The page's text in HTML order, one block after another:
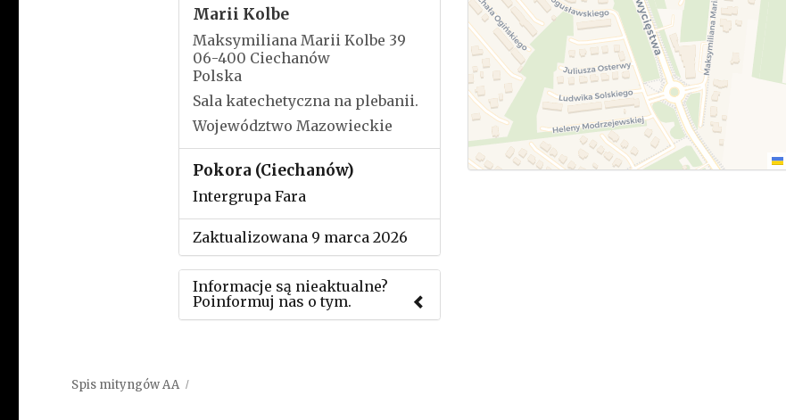
Marii Kolbe
Maksymiliana Marii Kolbe 39
06-400 Ciechanów
Polska
Sala katechetyczna na plebanii.
Województwo Mazowieckie
Pokora (Ciechanów)
Intergrupa Fara
Zaktualizowana 9 marca 2026
Informacje są nieaktualne?
Poinformuj nas o tym.
Spis mityngów AA